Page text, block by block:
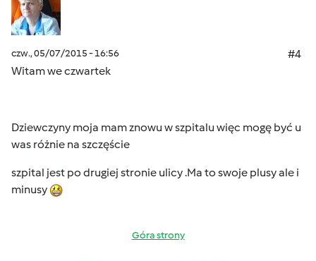
czw., 05/07/2015 - 16:56
#4
Witam we czwartek
Dziewczyny moja mam znowu w szpitalu więc mogę być u
was różnie na szczęście
szpital jest po drugiej stronie ulicy .Ma to swoje plusy ale i
minusy
Góra strony